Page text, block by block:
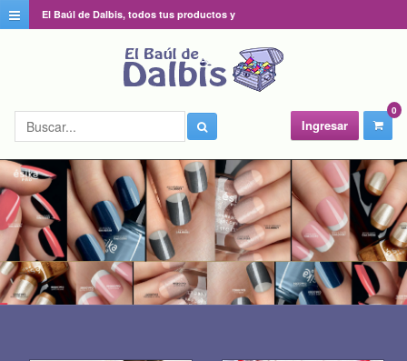
El Baúl de Dalbis, todos tus productos y
0
Ingresar